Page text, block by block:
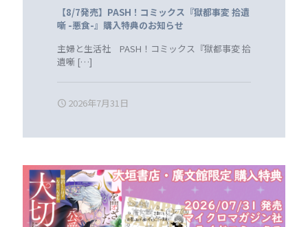
【8/7発売】PASH！コミックス『獄都事変 拾遺
噺 -悪食-』購入特典のお知らせ
主婦と生活社 PASH！コミックス『獄都事変 拾
遺噺 […]
2026年7月31日